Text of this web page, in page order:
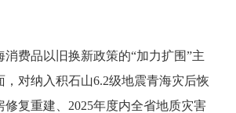
消费品以旧换新政策的“加力扩围”主
，对纳入积石山6.2级地震青海灾后恢
修复重建、2025年度内全省地质灾害